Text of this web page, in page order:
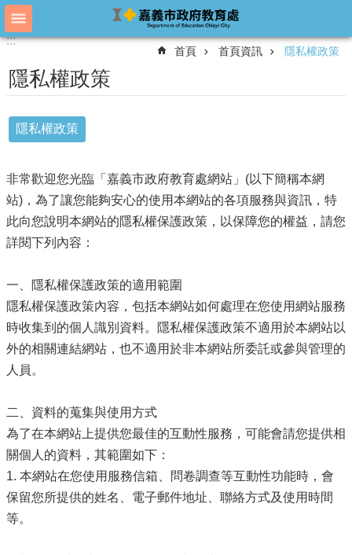
跳到主要內容區塊
進
搜
尋
教
處
概
況
教
各
單
位
最
新
公
告
市
各
級
::::::
首頁 首頁資訊 隱私權政策
隱私權政策
隱私權政策
非常歡迎您光臨「嘉義市政府教育處網站」(以下簡稱本網
站)，為了讓您能夠安心的使用本網站的各項服務與資訊，特
此向您說明本網站的隱私權保護政策，以保障您的權益，請您
詳閱下列內容：
一、隱私權保護政策的適用範圍
隱私權保護政策內容，包括本網站如何處理在您使用網站服務
時收集到的個人識別資料。隱私權保護政策不適用於本網站以
外的相關連結網站，也不適用於非本網站所委託或參與管理的
人員。
二、資料的蒐集與使用方式
為了在本網站上提供您最佳的互動性服務，可能會請您提供相
關個人的資料，其範圍如下：
1. 本網站在您使用服務信箱、問卷調查等互動性功能時，會
保留您所提供的姓名、電子郵件地址、聯絡方式及使用時間
等。